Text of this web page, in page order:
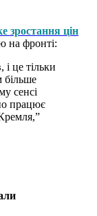
зростання цін
на фронті:
і це тільки
сенсі
працює